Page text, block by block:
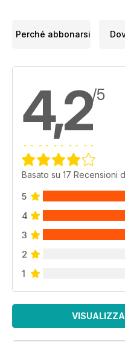
Perché abbonarsi
4,2/5
Basato su 17 Recensioni
5
4
3
2
1
VISUALIZZA